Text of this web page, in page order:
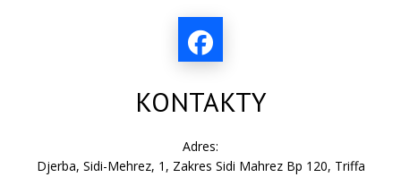
KONTAKTY
Adres:
Djerba, Sidi-Mehrez, 1, Zakres Sidi Mahrez Bp 120, Triffa